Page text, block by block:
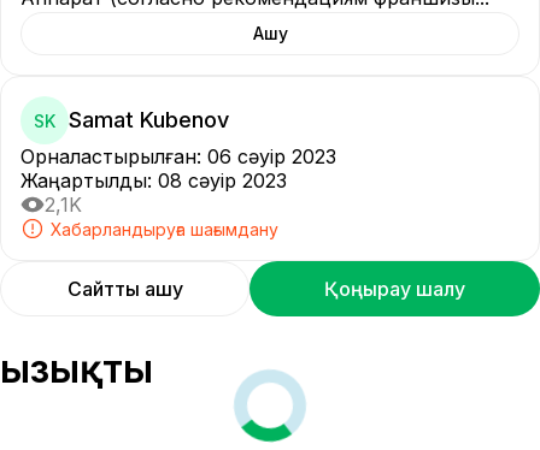
Ашу
SK Samat Kubenov
Орналастырылған: 06 сәуір 2023
Жаңартылды: 08 сәуір 2023
2,1K
Хабарландыруға шағымдану
Қоңырау шалу
Сайтты ашу
Қызықты